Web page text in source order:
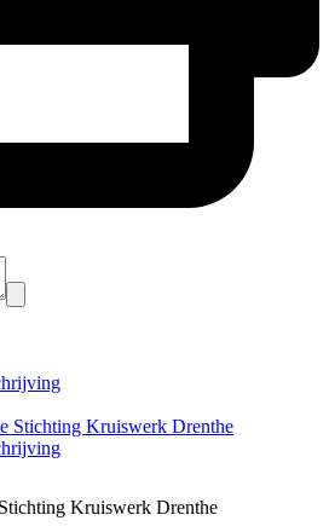
Stichting Kruiswerk Drenthe
Kruiswerk Drenthe